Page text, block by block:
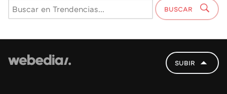
BUSCAR
SUBIR